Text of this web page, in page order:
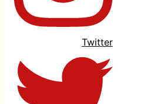
Twitter